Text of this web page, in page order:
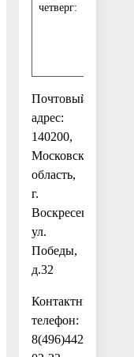
четверг:
Почтовый
адрес:
140200,
Московская
область,
г.
Воскресенск,
ул.
Победы,
д.32
Контактный
телефон:
8(496)442-